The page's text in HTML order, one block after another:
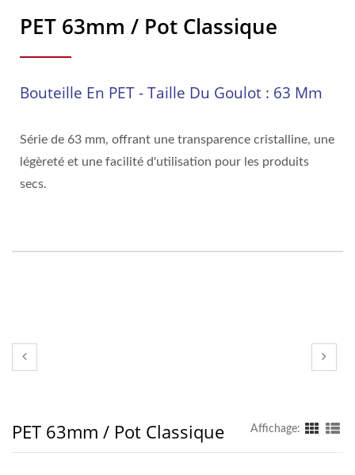
PET 63mm / Pot Classique
Bouteille En PET - Taille Du Goulot : 63 Mm
Série de 63 mm, offrant une transparence cristalline, une
légèreté et une facilité d'utilisation pour les produits
secs.
PET 63mm / Pot Classique Affichage: